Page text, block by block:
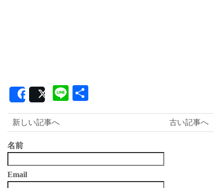
SharePost Line
有
古い記事へ
新しい記事へ
名前
Email